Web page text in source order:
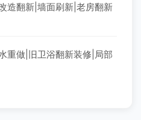
造翻新|墙面刷新|老房翻新
重做|旧卫浴翻新装修|局部